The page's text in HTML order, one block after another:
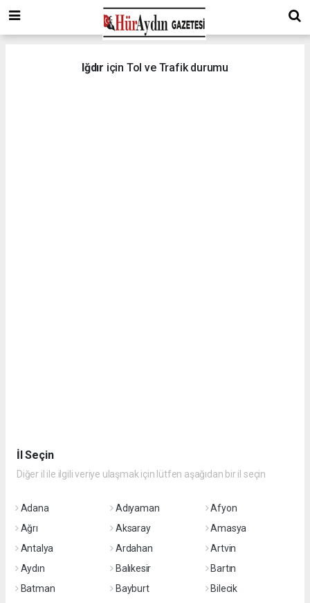
Iğdır için Tol ve Trafik durumu
İl Seçin
Diğer il ile ilgili veriye ulaşmak için lütfen aşağıdan bir il seçin
Adana Adıyaman
Afyon
Ağrı
Aksaray
Amasya
Antalya
Ardahan
Artvin
Aydın
Balıkesir
Bartın
Batman
Bayburt
Bilecik